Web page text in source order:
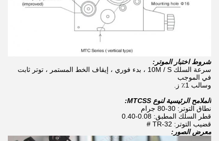
شروط اختبار الموتر:
سرعة السلك 10M / S ، بدء فوري ، إيقاف الخط المستمر ، توتر ثابت
في الموجب
وسالب 1٪ ز.
الملامح الرئيسية لنوع MTCSS:
نطاق التوتر: 30-80 جرام
قطر السلك المطبق: 0.08-0.40
قضيب التوتر: TR-32 #
معرض الصور: